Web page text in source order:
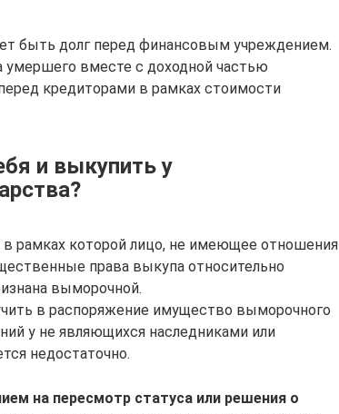
быть долг перед финансовым учреждением.
умершего вместе с доходной частью
кредиторами в рамках стоимости
и выкупить у
рамках которой лицо, не имеющее отношения
права выкупа относительно
выморочной.
в распоряжение имущество выморочного
у не являющихся наследниками или
недостаточно.
на пересмотр статуса или решения о